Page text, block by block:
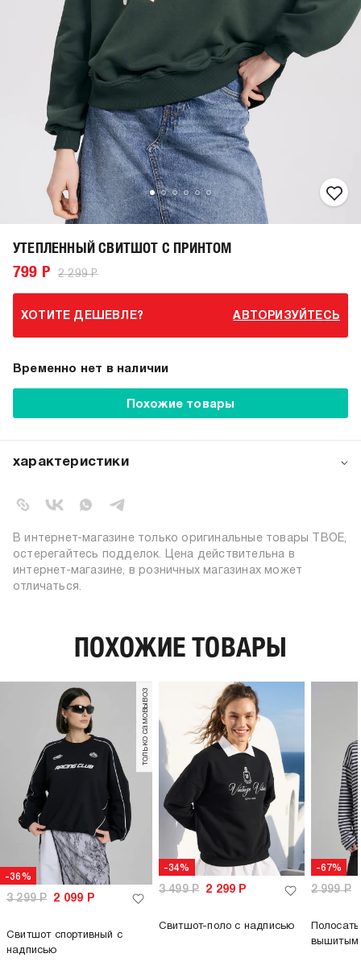
УТЕПЛЕННЫЙ СВИТШОТ С ПРИНТОМ
799 Р 2 299 Р
ХОТИТЕ ДЕШЕВЛЕ? АВТОРИЗУЙТЕСЬ
Временно нет в наличии
Похожие товары
характеристики
коллекция:
вид застежки:
без застежки
цвет:
темно-зеленый
состав:
88% хлопок; 12% полиэстер
стандартная
материал подкладки:
плотность материала,
295
женский
В интернет-магазине только оригинальные товары ТВОЕ,
остерегайтесь подделок. Цена действительна в
интернет-магазине, в розничных магазинах может
отличаться.
ПОХОЖИЕ ТОВАРЫ
-36%
только самовывоз
3 299Р 2 099 Р
Свитшот спортивный с
надписью
-34%
3 499Р 2 299 Р
Свитшот-поло с надписью
-67%
2 999Р
вышитым